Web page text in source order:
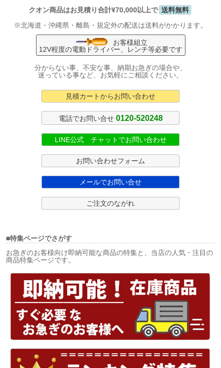
クオン商品はお見積り合計¥70,000以上で 送料無料
※北海道・沖縄県・離島・規定外の配送は送料がかかります。
お客様組立
12V程度の電動ドライバー、レンチ等必要です
分からない事、不安な事、納期お急ぎの場合や、
迷っている事など、お気軽にご相談ください。
見積カートからお問い合わせ
電話でお問い合せ 0120-520248
LINE公式 チャットでお問い合わせ
お問い合わせフォーム
メールでお問い合せ
ご注文のながれ
■特集ページでさがす
お急ぎのお客様向け即納可能な商品の特集と、当店の人気・注目の
商品特集ページです。